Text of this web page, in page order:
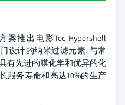
推出电影Tec Hypershell
设计的纳米过滤元素. 与常
有先进的膜化学和优异的化
服务寿命和高达10%的生产